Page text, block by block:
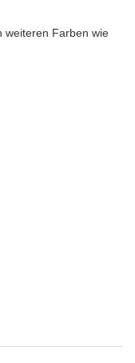
weiteren Farben wie